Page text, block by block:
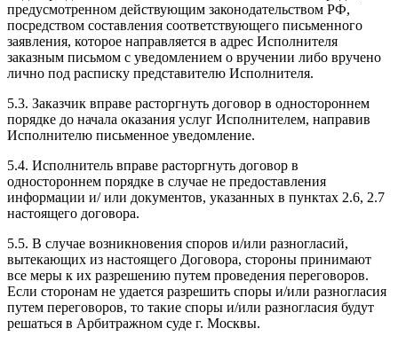
предусмотренном действующим законодательством РФ,
посредством составления соответствующего письменного
заявления, которое направляется в адрес Исполнителя
заказным письмом с уведомлением о вручении либо вручено
лично под расписку представителю Исполнителя.
5.3. Заказчик вправе расторгнуть договор в одностороннем
порядке до начала оказания услуг Исполнителем, направив
Исполнителю письменное уведомление.
5.4. Исполнитель вправе расторгнуть договор в
одностороннем порядке в случае не предоставления
информации и/ или документов, указанных в пунктах 2.6, 2.7
настоящего договора.
5.5. В случае возникновения споров и/или разногласий,
вытекающих из настоящего Договора, стороны принимают
все меры к их разрешению путем проведения переговоров.
Если сторонам не удается разрешить споры и/или разногласия
путем переговоров, то такие споры и/или разногласия будут
решаться в Арбитражном суде г. Москвы.